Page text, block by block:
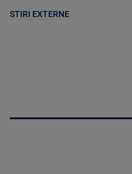
STIRI EXTERNE